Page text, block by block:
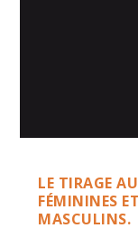
LE TIRAGE
FÉMININES
MASCULINS.